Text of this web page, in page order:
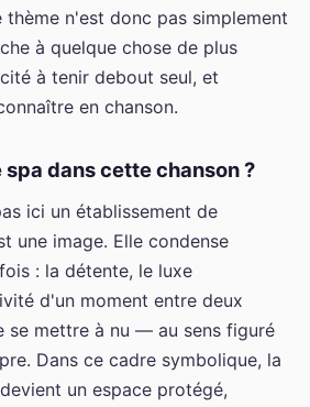
n'est donc pas simplement
à quelque chose de plus
à tenir debout seul, et
en chanson.
spa dans cette chanson ?
ici un établissement de
une image. Elle condense
: la détente, le luxe
d'un moment entre deux
se mettre à nu — au sens figuré
Dans ce cadre symbolique, la
un espace protégé,